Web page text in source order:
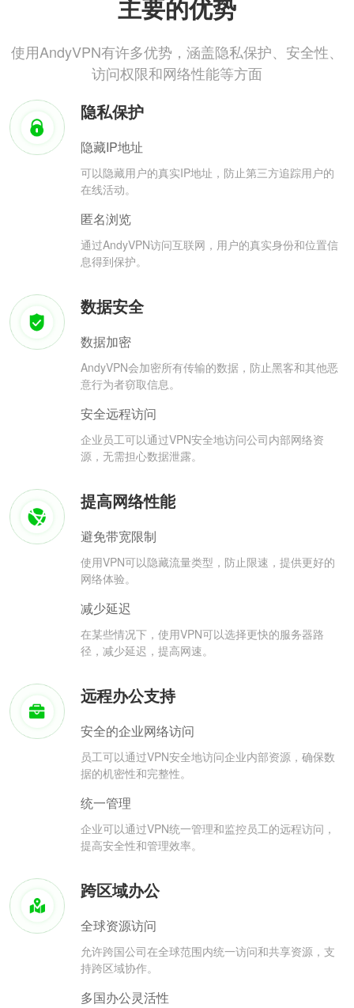
主要的优势
使用AndyVPN有许多优势，涵盖隐私保护、安全性、
访问权限和网络性能等方面
隐私保护
隐藏IP地址
可以隐藏用户的真实IP地址，防止第三方追踪用户的
在线活动。
匿名浏览
通过AndyVPN访问互联网，用户的真实身份和位置信
息得到保护。
数据安全
数据加密
AndyVPN会加密所有传输的数据，防止黑客和其他恶
意行为者窃取信息。
安全远程访问
企业员工可以通过VPN安全地访问公司内部网络资
源，无需担心数据泄露。
提高网络性能
避免带宽限制
使用VPN可以隐藏流量类型，防止限速，提供更好的
网络体验。
减少延迟
在某些情况下，使用VPN可以选择更快的服务器路
径，减少延迟，提高网速。
远程办公支持
安全的企业网络访问
员工可以通过VPN安全地访问企业内部资源，确保数
据的机密性和完整性。
统一管理
企业可以通过VPN统一管理和监控员工的远程访问，
提高安全性和管理效率。
跨区域办公
全球资源访问
允许跨国公司在全球范围内统一访问和共享资源，支
持跨区域协作。
多国办公灵活性